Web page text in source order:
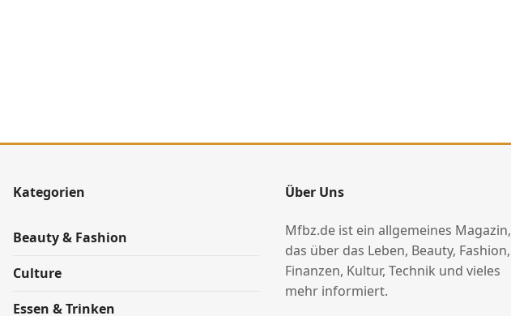
Kategorien
Beauty & Fashion
Culture
Essen & Trinken
Über Uns
Mfbz.de ist ein allgemeines Magazin,
das über das Leben, Beauty, Fashion,
Finanzen, Kultur, Technik und vieles
mehr informiert.